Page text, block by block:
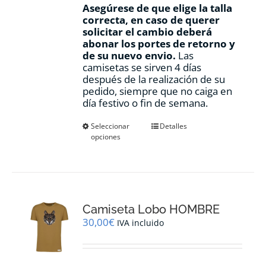
Asegúrese de que elige la talla
correcta, en caso de querer
solicitar el cambio deberá
abonar los portes de retorno y
de su nuevo envio. Las
camisetas se sirven 4 días
después de la realización de su
pedido, siempre que no caiga en
día festivo o fin de semana.
Seleccionar
opciones
Este
se
pueden
en
Detalles
Camiseta Lobo HOMBRE
30,00€ IVA incluido